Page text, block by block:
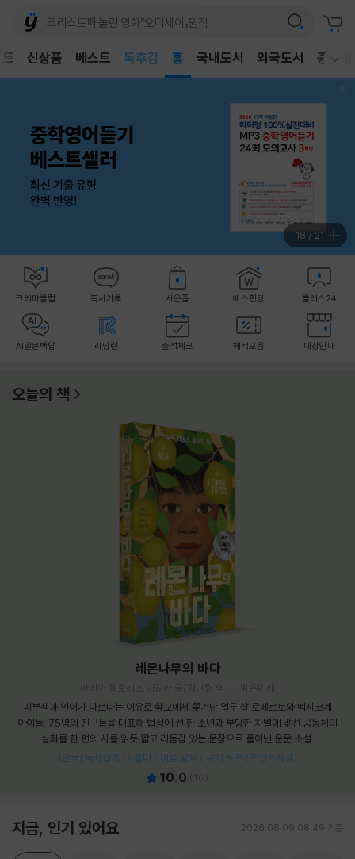
신상품 베스트
독후감
어린이
홈 국내도서 외국도서 중고샵
19 / 21
크레마클럽 독서기록 사은품 예스펀딩 클래스24
AI일문백답 리딩런 출석체크 혜택모음 매장안내
오늘의 책
레몬나무의 바다
피부색과 언어가 다르다는 이유로 학교에서 쫓겨난 열두 살 로베르토와 멕시코계
아이들. 75명의 친구들을 대표해 법정에 선 한 소년과 부당한 차별에 맞선 공동체의
실화를 한 편의 시를 읽듯 짧고 리듬감 있는 문장으로 풀어낸 운문 소설.
[단독] 독서집게 / L홀더 / 여름 담요 / 무지 노트 (포인트차감)
10.0
지금, 인기 있어요 2026.08.09 08:49 기준